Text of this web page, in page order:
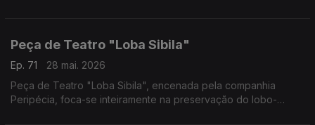
Peça de Teatro "Loba Sibila"
Ep. 71
28 mai. 2026
Peça de Teatro "Loba Sibila", encenada pela companhia
Peripécia, foca-se inteiramente na preservação do lobo-